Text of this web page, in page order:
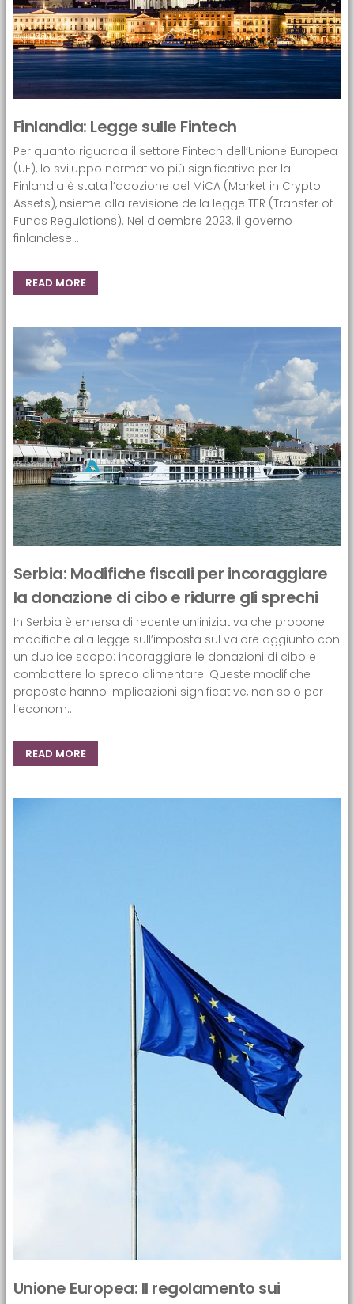
Finlandia: Legge sulle Fintech
Per quanto riguarda il settore Fintech dell’Unione Europea
(UE), lo sviluppo normativo più significativo per la
Finlandia è stata l’adozione del MiCA (Market in Crypto
Assets),insieme alla revisione della legge TFR (Transfer of
Funds Regulations). Nel dicembre 2023, il governo
finlandese...
READ MORE
Serbia: Modifiche fiscali per incoraggiare
la donazione di cibo e ridurre gli sprechi
In Serbia è emersa di recente un’iniziativa che propone
modifiche alla legge sull’imposta sul valore aggiunto con
un duplice scopo: incoraggiare le donazioni di cibo e
combattere lo spreco alimentare. Queste modifiche
proposte hanno implicazioni significative, non solo per
l’econom...
READ MORE
Unione Europea: Il regolamento sui